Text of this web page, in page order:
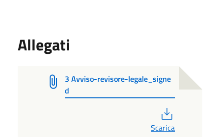
Allegati
3 Avviso-revisore-legale_signe
d
Scarica